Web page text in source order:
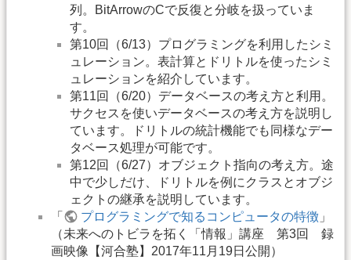
列。BitArrowのCで反復と分岐を扱っていま
す。
第10回（6/13）プログラミングを利用したシミ
ュレーション。表計算とドリトルを使ったシミ
ュレーションを紹介しています。
第11回（6/20）データベースの考え方と利用。
サクセスを使いデータベースの考え方を説明し
ています。ドリトルの統計機能でも同様なデー
タベース処理が可能です。
第12回（6/27）オブジェクト指向の考え方。途
中で少しだけ、ドリトルを例にクラスとオブジ
ェクトの継承を説明しています。
「
プログラミングで知るコンピュータの特徴 」
（未来へのトビラを拓く「情報」講座 第3回 録
画映像【河合塾】2017年11月19日公開）